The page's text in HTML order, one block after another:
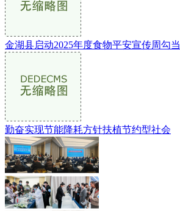
金湖县启动2025年度食物平安宣传周勾当
勤奋实现节能降耗方针扶植节约型社会